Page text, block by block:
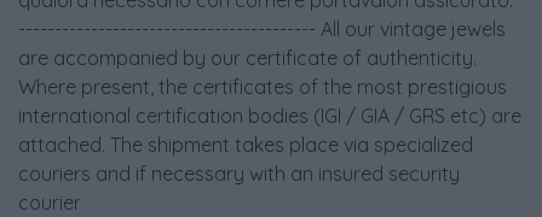
----------------------------------------- All our vintage jewels
are accompanied by our certificate of authenticity.
Where present, the certificates of the most prestigious
international certification bodies (IGI / GIA / GRS etc) are
attached. The shipment takes place via specialized
couriers and if necessary with an insured security
courier